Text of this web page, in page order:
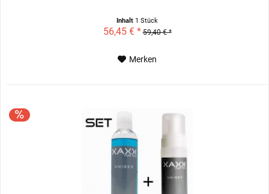
Inhalt 1 Stück
56,45 € * 59,40 € *
Merken